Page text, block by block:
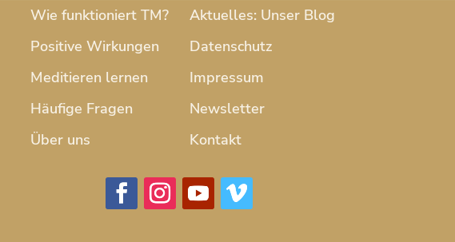
Wie funktioniert TM?
Positive Wirkungen
Meditieren lernen
Häufige Fragen
Über uns
Aktuelles: Unser Blog
Datenschutz
Impressum
Newsletter
Kontakt